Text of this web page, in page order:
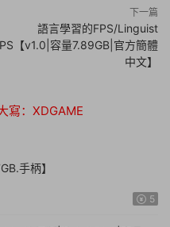
下一篇
語言學習的FPS/Linguist
【v1.0|容量7.89GB|官方簡體
中文】
寫：XDGAME
手柄】
5